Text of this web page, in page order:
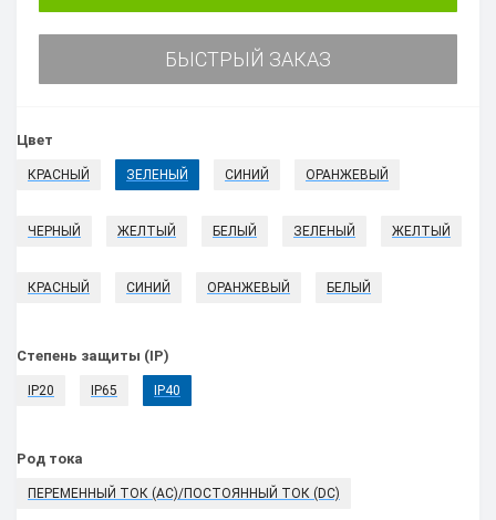
БЫСТРЫЙ ЗАКАЗ
Цвет
КРАСНЫЙ ЗЕЛЕНЫЙ СИНИЙ ОРАНЖЕВЫЙ
ЧЕРНЫЙ ЖЕЛТЫЙ БЕЛЫЙ ЗЕЛЕНЫЙ ЖЕЛТЫЙ
КРАСНЫЙ СИНИЙ ОРАНЖЕВЫЙ БЕЛЫЙ
Степень защиты (IP)
IP20 IP65 IP40
Род тока
ПЕРЕМЕННЫЙ ТОК (AC)/ПОСТОЯННЫЙ ТОК (DC)